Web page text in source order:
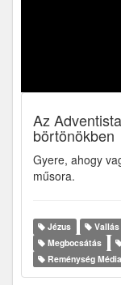
Az
börtönökben
Gyere, ahogy
műsora.
Jézus Vallás
Megbocsátás
Reménység Média